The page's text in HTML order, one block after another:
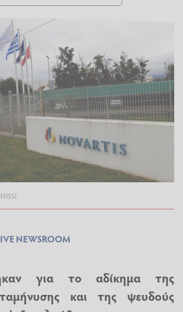
NEWSROOM
για το αδίκημα της
και της ψευδούς